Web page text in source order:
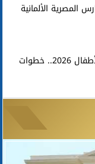
المصرية الألمانية
رابط التقديم لرياض الأطفال 2026.. خطوات